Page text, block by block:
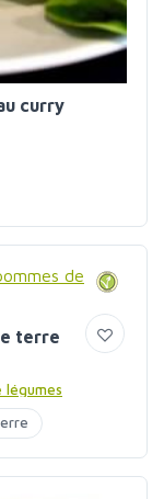
curry
terre
légumes